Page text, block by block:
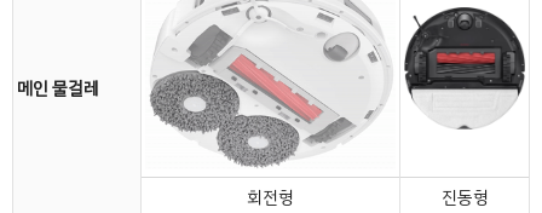
메인 물걸레
회전형 진동형